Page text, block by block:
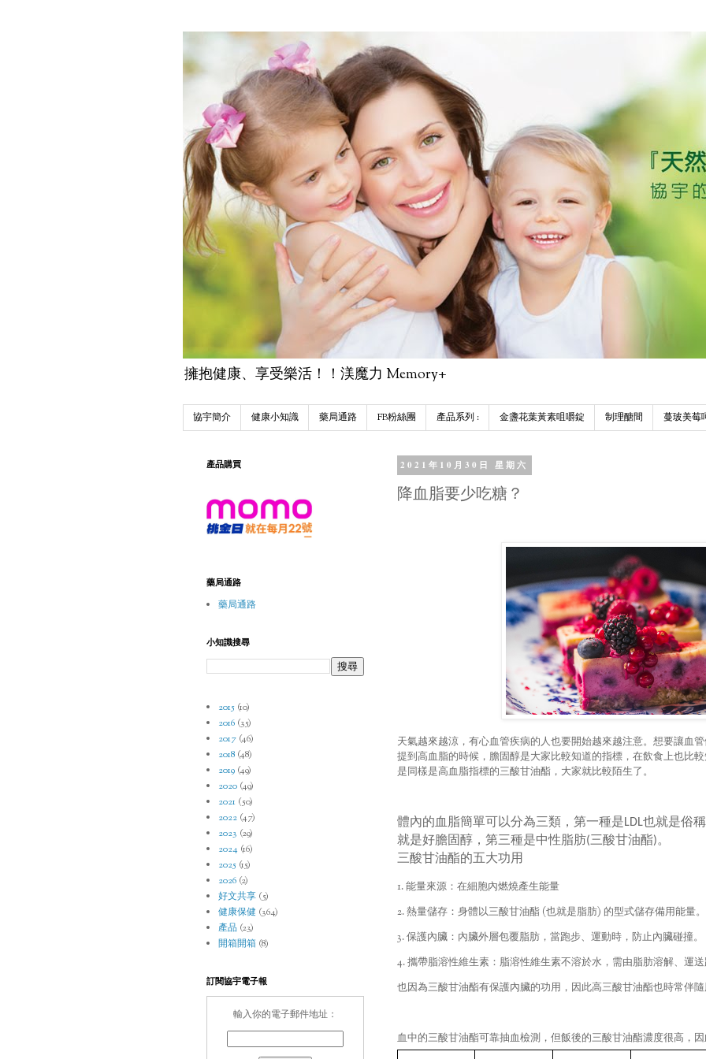
擁抱健康、享受樂活！！渼魔力 Memory+
協宇簡介 健康小知識 藥局通路 FB粉絲團 產品系列 : 金盞花葉黃素咀嚼錠 制理醣間 蔓玻美莓
2021年10月30日 星期六
降血脂要少吃糖？
天氣越來越涼，有心血管疾病的人也要開始越來越注意。想要讓血
提到高血脂的時候，膽固醇是大家比較知道的指標，在飲食上也比
是同樣是高血脂指標的三酸甘油酯，大家就比較陌生了。
體內的血脂簡單可以分為三類，第一種是LDL也就是俗
就是好膽固醇，第三種是中性脂肪(三酸甘油酯)。
三酸甘油酯的五大功用
1. 能量來源：在細胞內燃燒產生能量
2. 熱量儲存：身體以三酸甘油酯 (也就是脂肪) 的型式儲存備用能量。
3. 保護內臟：內臟外層包覆脂肪，當跑步、運動時，防止內臟碰撞。
4. 攜帶脂溶性維生素：脂溶性維生素不溶於水，需由脂肪溶解、運
也因為三酸甘油酯有保護內臟的功用，因此高三酸甘油酯也時常伴
血中的三酸甘油酯可靠抽血檢測，但飯後的三酸甘油酯濃度很高，
產品購買
藥局通路
藥局通路
小知識搜尋
2015 (10)
2016 (35)
2017 (46)
2018 (48)
2019 (49)
2020 (49)
2021 (50)
2022 (47)
2023 (29)
2024 (16)
2025 (15)
2026 (2)
好文共享 (5)
健康保健 (364)
產品 (23)
開箱開箱 (8)
訂閱協宇電子報
輸入你的電子郵件地址：